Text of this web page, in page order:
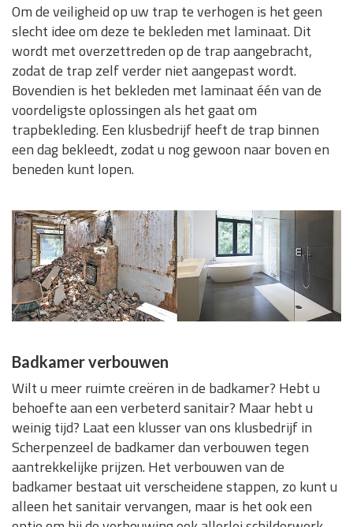
Om de veiligheid op uw trap te verhogen is het geen
slecht idee om deze te bekleden met laminaat. Dit
wordt met overzettreden op de trap aangebracht,
zodat de trap zelf verder niet aangepast wordt.
Bovendien is het bekleden met laminaat één van de
voordeligste oplossingen als het gaat om
trapbekleding. Een klusbedrijf heeft de trap binnen
een dag bekleedt, zodat u nog gewoon naar boven en
beneden kunt lopen.
Badkamer verbouwen
Wilt u meer ruimte creëren in de badkamer? Hebt u
behoefte aan een verbeterd sanitair? Maar hebt u
weinig tijd? Laat een klusser van ons klusbedrijf in
Scherpenzeel de badkamer dan verbouwen tegen
aantrekkelijke prijzen. Het verbouwen van de
badkamer bestaat uit verscheidene stappen, zo kunt u
alleen het sanitair vervangen, maar is het ook een